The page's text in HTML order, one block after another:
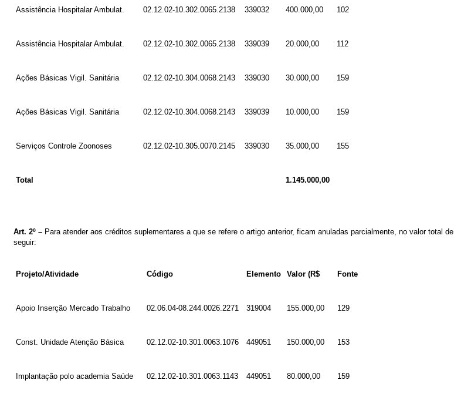
Assistência Hospitalar Ambulat. 02.12.02-10.302.0065.2138 339032 400.000,00 102
Assistência Hospitalar Ambulat. 02.12.02-10.302.0065.2138 339039 20.000,00 112
Ações Básicas Vigil. Sanitária 02.12.02-10.304.0068.2143 339030 30.000,00 159
Ações Básicas Vigil. Sanitária 02.12.02-10.304.0068.2143 339039 10.000,00 159
Serviços Controle Zoonoses 02.12.02-10.305.0070.2145 339030 35.000,00 155
Total 1.145.000,00
Art. 2º – Para atender aos créditos suplementares a que se refere o artigo anterior, ficam anuladas parcialmente, no valor total de
seguir:
Projeto/Atividade Código Elemento Valor (R$ Fonte
Apoio Inserção Mercado Trabalho 02.06.04-08.244.0026.2271 319004 155.000,00 129
Const. Unidade Atenção Básica 02.12.02-10.301.0063.1076 449051 150.000,00 153
Implantação polo academia Saúde 02.12.02-10.301.0063.1143 449051 80.000,00 159